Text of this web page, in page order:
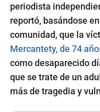
periodista
reportó, basándose
comunidad, que la
Mercantety, de 74
como desaparecido
que se trate de un
más de tragedia y